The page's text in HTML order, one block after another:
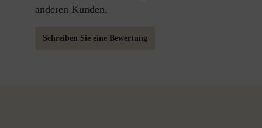
anderen Kunden.
Schreiben Sie eine Bewertung